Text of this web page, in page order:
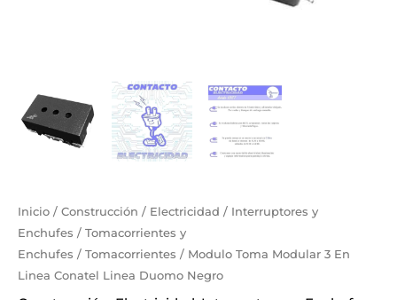
Inicio / Construcción / Electricidad / Interruptores y
Enchufes / Tomacorrientes y
Enchufes / Tomacorrientes / Modulo Toma Modular 3 En
Linea Conatel Linea Duomo Negro